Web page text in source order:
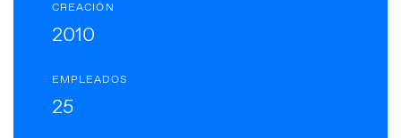
CREACIÓN
2010
EMPLEADOS
25